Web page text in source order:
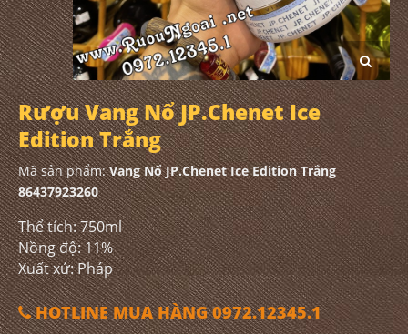
Rượu Vang Nổ JP.Chenet Ice
Edition Trắng
Mã sản phẩm:Vang Nổ JP.Chenet Ice Edition Trắng
86437923260
Thể tích: 750ml
Nồng độ: 11%
Xuất xứ: Pháp
HOTLINE MUA HÀNG 0972.12345.1